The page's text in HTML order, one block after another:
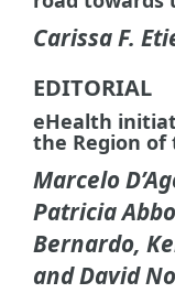
Carissa F.
EDITORIAL
eHealth
the Region of
Marcelo
Patricia
Bernardo,
and David